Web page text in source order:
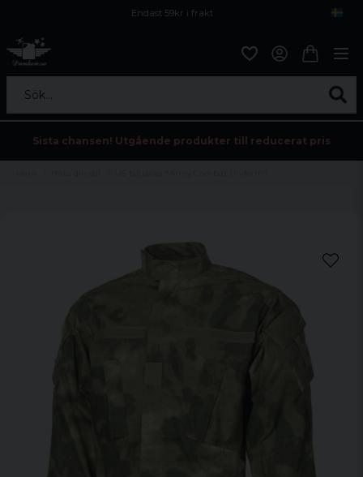
Endast 59kr i frakt
Sök...
Sista chansen! Utgående produkter till reducerat pris